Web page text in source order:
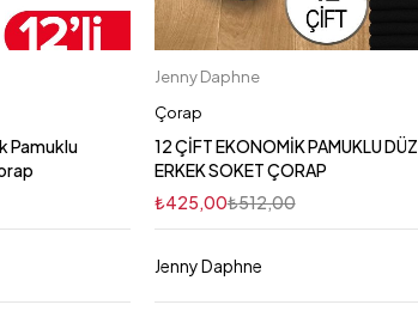
Pamuklu
Jenny Daphne
Çorap
12 ÇİFT EKONOMİK PAMUKLU DÜZ
ERKEK SOKET ÇORAP
₺512,00
₺425,00
Jenny Daphne